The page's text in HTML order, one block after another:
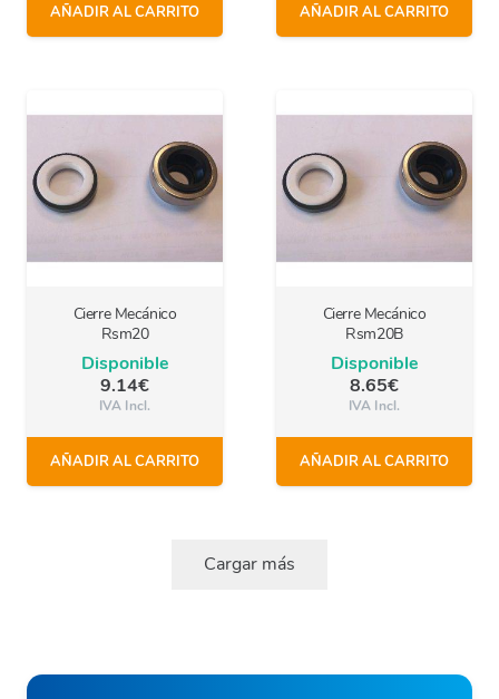
AÑADIR AL CARRITO AÑADIR AL CARRITO
Cierre Mecánico
Rsm20
Disponible
9.14€
IVA Incl.
AÑADIR AL CARRITO
Cierre Mecánico
Rsm20B
Disponible
8.65€
IVA Incl.
AÑADIR AL CARRITO
Cargar más